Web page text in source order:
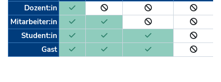
Dozent:in
Mitarbeiter:in
Student:in
Gast